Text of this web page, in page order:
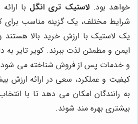
خواهد بود.لاستیک تری انگل با
شرایط مختلف، یک گزینه مناسب برای
یک لاستیک با ارزش خرید بالا هستند
ایمن و مطمئن لذت ببرند. کویر تایر
و خدمات پس از فروش شناخته می شود,
کیفیت و عملکرد، سعی در ارائه ارزش
به رانندگان امکان می دهد تا با
بیشتری بهره مند شوند.